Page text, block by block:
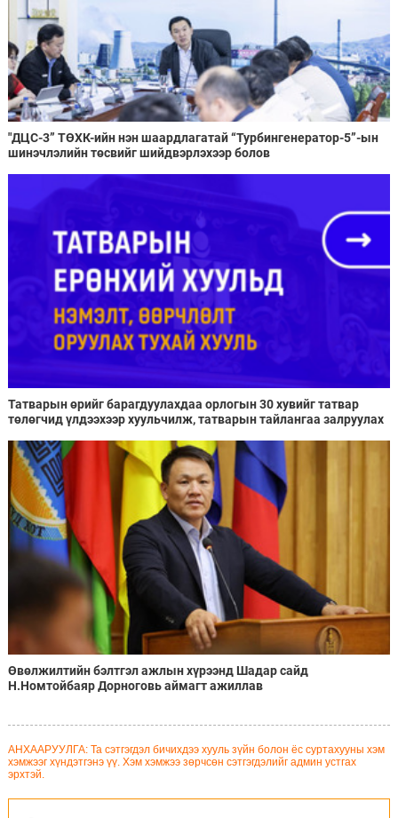
"ДЦС-3” ТӨХК-ийн нэн шаардлагатай “Турбингенератор-5”-ын
шинэчлэлийн төсвийг шийдвэрлэхээр болов
Татварын өрийг барагдуулахдаа орлогын 30 хувийг татвар
төлөгчид үлдээхээр хуульчилж, татварын тайлангаа залруулах
Өвөлжилтийн бэлтгэл ажлын хүрээнд Шадар сайд
Н.Номтойбаяр Дорноговь аймагт ажиллав
АНХААРУУЛГА: Та сэтгэгдэл бичихдээ хууль зүйн болон ёс суртахууны хэм
хэмжээг хүндэтгэнэ үү. Хэм хэмжээ зөрчсөн сэтгэгдэлийг админ устгах
эрхтэй.